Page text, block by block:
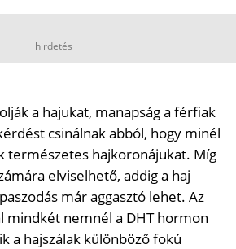
hirdetés
a hajukat, manapság a férfiak
csinálnak abból, hogy minél
természetes hajkoronájukat. Míg
elviselhető, addig a haj
már aggasztó lehet. Az
mindkét nemnél a DHT hormon
a hajszálak különböző fokú